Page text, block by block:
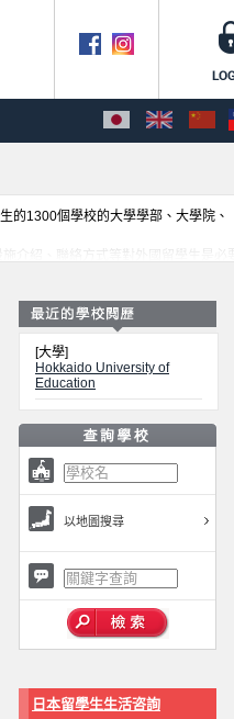
的1300個學校的大學學部、大學院、
介紹、聯絡方式等對外國留學生是必要
[大學]
Hokkaido University of
Education
以地圖搜尋
日本留學生生活咨詢